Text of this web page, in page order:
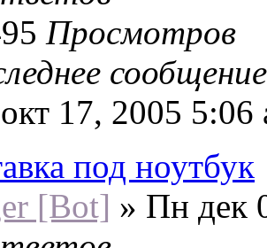
Просмотров
17, 2005 5:06
под ноутбук
[Bot] » Пн дек